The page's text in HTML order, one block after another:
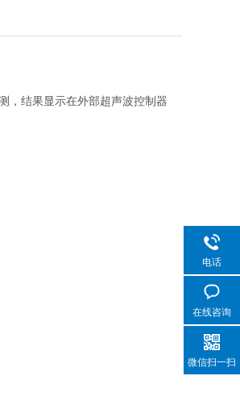
，结果显示在外部超声波控制器
电话
在线咨询
微信扫一扫